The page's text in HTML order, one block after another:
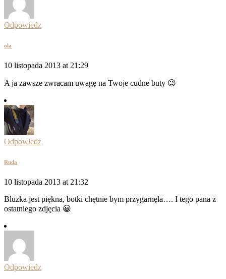
Odpowiedz
ola
10 listopada 2013 at 21:29
A ja zawsze zwracam uwagę na Twoje cudne buty 😉
Odpowiedz
Ruda
10 listopada 2013 at 21:32
Bluzka jest piękna, botki chętnie bym przygarnęła…. I tego pana z
ostatniego zdjęcia 😀
Odpowiedz